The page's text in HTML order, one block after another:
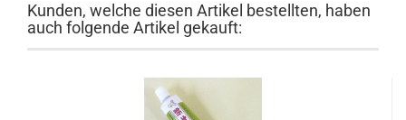
Kunden, welche diesen Artikel bestellten, haben
auch folgende Artikel gekauft: